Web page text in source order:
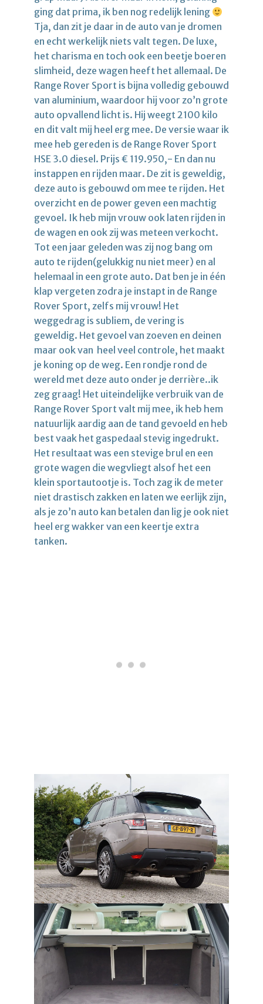
ging dat prima, ik ben nog redelijk lening
Tja, dan zit je daar in de auto van je dromen
en echt werkelijk niets valt tegen. De luxe,
het charisma en toch ook een beetje boeren
slimheid, deze wagen heeft het allemaal. De
Range Rover Sport is bijna volledig gebouwd
van aluminium, waardoor hij voor zo’n grote
auto opvallend licht is. Hij weegt 2100 kilo
en dit valt mij heel erg mee. De versie waar ik
mee heb gereden is de Range Rover Sport
HSE 3.0 diesel. Prijs € 119.950,- En dan nu
instappen en rijden maar. De zit is geweldig,
deze auto is gebouwd om mee te rijden. Het
overzicht en de power geven een machtig
gevoel. Ik heb mijn vrouw ook laten rijden in
de wagen en ook zij was meteen verkocht.
Tot een jaar geleden was zij nog bang om
auto te rijden(gelukkig nu niet meer) en al
helemaal in een grote auto. Dat ben je in één
klap vergeten zodra je instapt in de Range
Rover Sport, zelfs mij vrouw! Het
weggedrag is subliem, de vering is
geweldig. Het gevoel van zoeven en deinen
maar ook van heel veel controle, het maakt
je koning op de weg. Een rondje rond de
wereld met deze auto onder je derrière..ik
zeg graag! Het uiteindelijke verbruik van de
Range Rover Sport valt mij mee, ik heb hem
natuurlijk aardig aan de tand gevoeld en heb
best vaak het gaspedaal stevig ingedrukt.
Het resultaat was een stevige brul en een
grote wagen die wegvliegt alsof het een
klein sportautootje is. Toch zag ik de meter
niet drastisch zakken en laten we eerlijk zijn,
als je zo’n auto kan betalen dan lig je ook niet
heel erg wakker van een keertje extra
tanken.